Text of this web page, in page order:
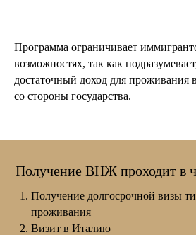
Программа ограничивает
возможностях, так как
достаточный доход для проживания
со стороны государства.
Получение ВНЖ проходит в
Получение долгосрочной визы
проживания
Визит в Италию